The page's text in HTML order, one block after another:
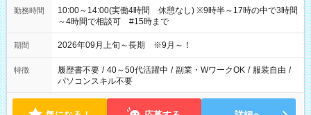
勤務時間
10:00～14:00(実働4時間 休憩なし) ※9時半～17時の中で3時間
～4時間で相談可 #15時まで
期間 2026年09月上旬～長期 ※9月～！
特徴 履歴書不要 / 40～50代活躍中 / 副業・WワークOK / 服装自由 /
パソコンスキル不要